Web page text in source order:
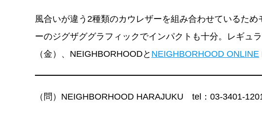
風合いが違う2種類のカウレザーを組み合わせているた
ーのジグザググラフィックでインパクトも十分。レギュ
（金）、NEIGHBORHOODと NEIGHBORHOOD ONLINE
（問）NEIGHBORHOOD HARAJUKU tel：03-3401-